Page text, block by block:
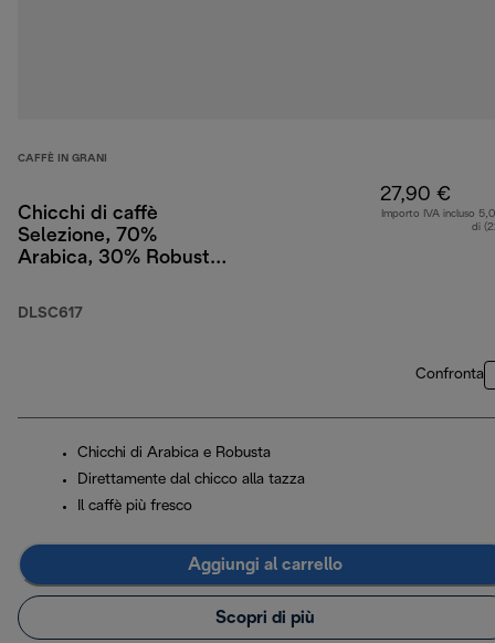
CAFFÈ IN GRANI
Chicchi di caffè
Selezione, 70%
Arabica, 30% Robusta,
DLSC617
27,90 €
Importo IVA incluso
di
Confronta
Chicchi di Arabica e Robusta
Direttamente dal chicco alla tazza
Il caffè più fresco
Aggiungi al carrello
Scopri di più